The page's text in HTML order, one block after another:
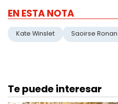
EN ESTA NOTA
Kate Winslet Saoirse Ronan